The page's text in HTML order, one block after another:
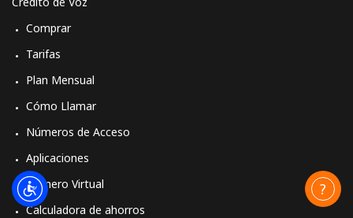
Comprar
Tarifas
Plan Mensual
Cómo Llamar
Números de Acceso
Aplicaciones
Número Virtual
Calculadora de ahorros